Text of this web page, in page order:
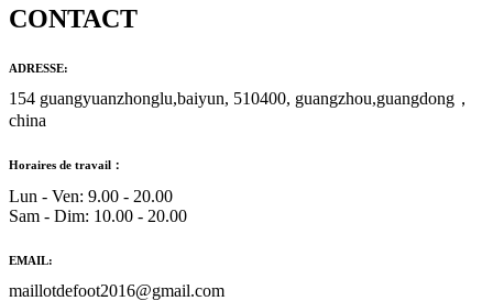
CONTACT
ADRESSE:
154 guangyuanzhonglu,baiyun, 510400, guangzhou,guangdong，
china
Horaires de travail：
Lun - Ven: 9.00 - 20.00
Sam - Dim: 10.00 - 20.00
EMAIL:
maillotdefoot2016@gmail.com